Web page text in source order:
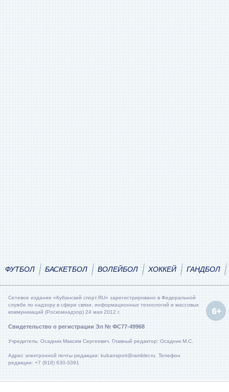
ФУТБОЛ БАСКЕТБОЛ ВОЛЕЙБОЛ ХОККЕЙ ГАНДБОЛ
Сетевое издание «Кубанский спорт.RU» зарегистрировано в Федеральной
службе по надзору в сфере связи, информационных технологий и массовых
коммуникаций (Роскомнадзор) 24 мая 2012 г.
Свидетельство о регистрации Эл № ФС77-49968
Учредитель: Осадник Максим Сергеевич. Главный редактор: Осадник М.С.
Адрес электронной почты редакции: kubansport@rambler.ru. Телефон
редакции: +7 (918) 630-3391